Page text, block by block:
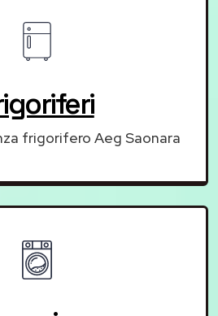
frigorifero Aeg Saonara